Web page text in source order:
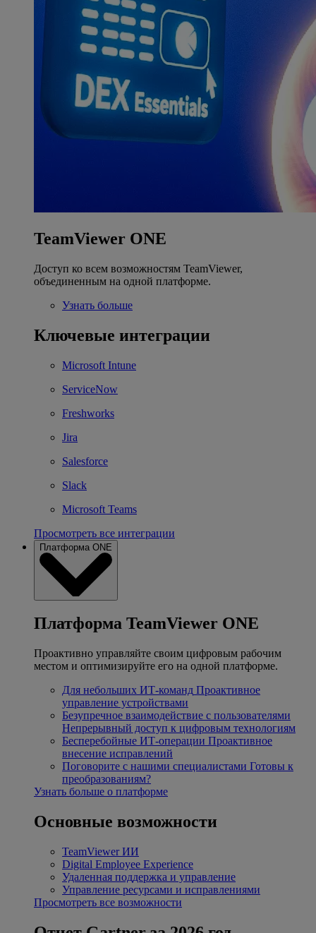
TeamViewer ONE
Доступ ко всем возможностям TeamViewer,
объединенным на одной платформе.
Узнать больше
Ключевые интеграции
Microsoft Intune
ServiceNow
Freshworks
Jira
Salesforce
Slack
Microsoft Teams
Просмотреть все интеграции
Платформа ONE
Платформа TeamViewer ONE
Проактивно управляйте своим цифровым рабочим
местом и оптимизируйте его на одной платформе.
Для небольших ИТ-команд Проактивное
управление устройствами
Безупречное взаимодействие с пользователями
Непрерывный доступ к цифровым технологиям
Бесперебойные ИТ-операции Проактивное
внесение исправлений
Поговорите с нашими специалистами Готовы к
преобразованиям?
Узнать больше о платформе
Основные возможности
TeamViewer ИИ
Digital Employee Experience
Удаленная поддержка и управление
Управление ресурсами и исправлениями
Просмотреть все возможности